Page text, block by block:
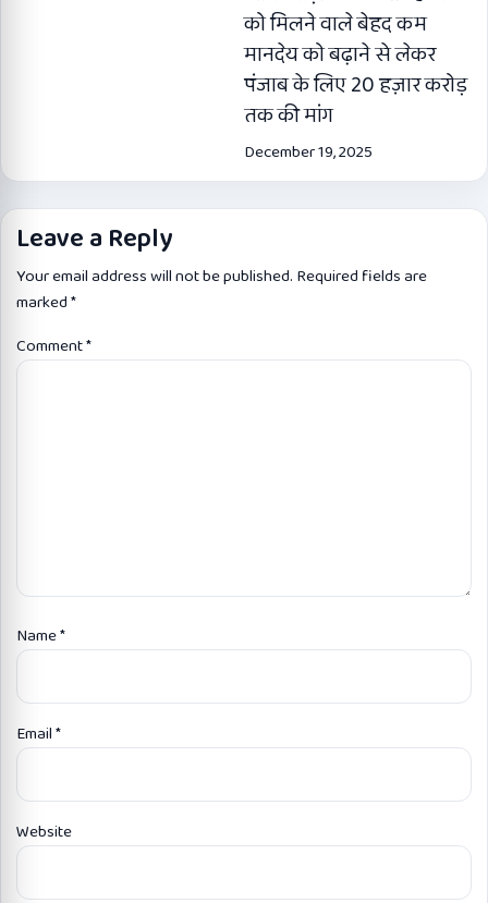
को मिलने वाले बेहद कम
मानदेय को बढ़ाने से लेकर
पंजाब के लिए 20 हज़ार करोड़
तक की मांग
December 19, 2025
Leave a Reply
Your email address will not be published. Required fields are
marked*
Comment*
Name*
Email*
Website